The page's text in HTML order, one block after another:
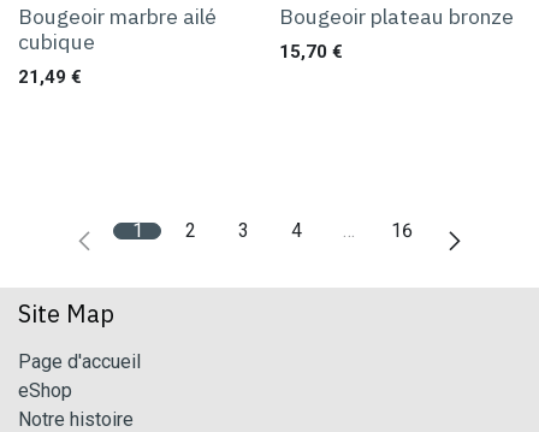
Bougeoir marbre ailé
cubique
21,49 €
Bougeoir plateau bronze
15,70€
1 2 3 4 16
Site Map
Page d'accueil
eShop
Notre histoire